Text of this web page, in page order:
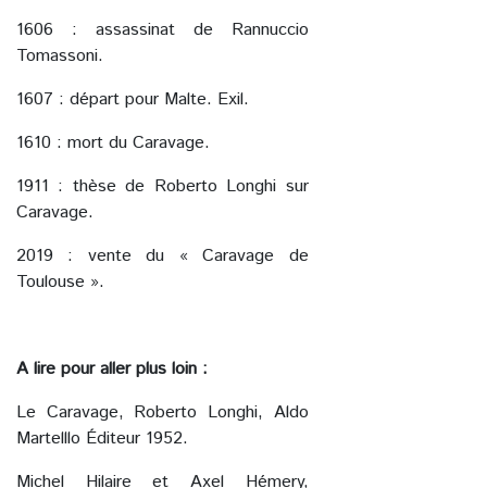
1606 : assassinat de Rannuccio
Tomassoni.
1607 : départ pour Malte. Exil.
1610 : mort du Caravage.
1911 : thèse de Roberto Longhi sur
Caravage.
2019 : vente du « Caravage de
Toulouse ».
A lire pour aller plus loin :
Le Caravage, Roberto Longhi, Aldo
Martelllo Éditeur 1952.
Michel Hilaire et Axel Hémery,